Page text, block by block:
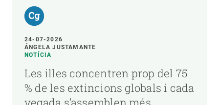
24-07-2026
ÁNGELA JUSTAMANTE
NOTÍCIA
Les illes concentren prop del 75
% de les extincions globals i cada